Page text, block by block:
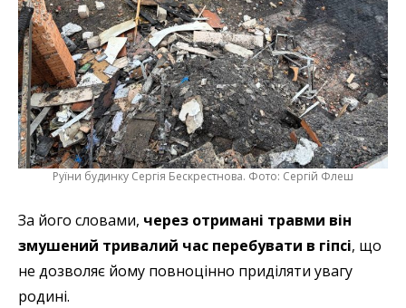
Руїни будинку Сергія Бескрестнова. Фото: Сергій Флеш
За його словами, через отримані травми він
змушений тривалий час перебувати в гіпсі, що
не дозволяє йому повноцінно приділяти увагу
родині.